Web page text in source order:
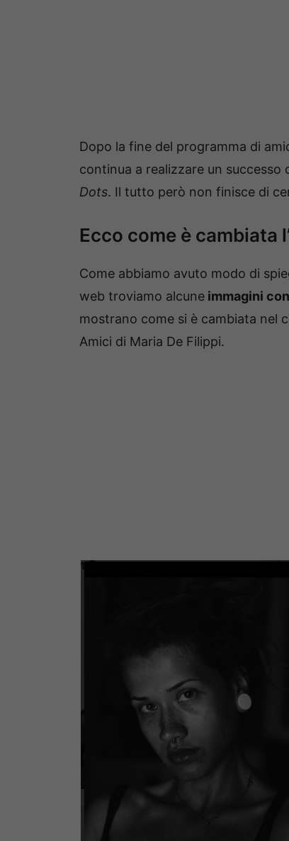
Dopo la fine del programma di
continua a realizzare un successo
Dots. Il tutto però non finisce di
Ecco come è cambiata
Come abbiamo avuto modo di
web troviamo alcune immagini
mostrano come si è cambiata nel
Amici di Maria De Filippi.